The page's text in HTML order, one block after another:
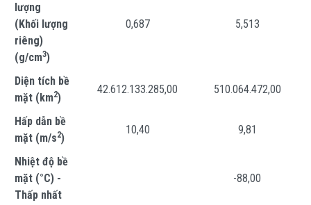
lượng
(Khối lượng
riêng)
(g/cm3)
0,687 5,513
Diện tích bề
mặt (km2)
42.612.133.285,00 510.064.472,00
Hấp dẫn bề
mặt (m/s2)
10,40 9,81
Nhiệt độ bề
mặt (°C) -
Thấp nhất
-88,00